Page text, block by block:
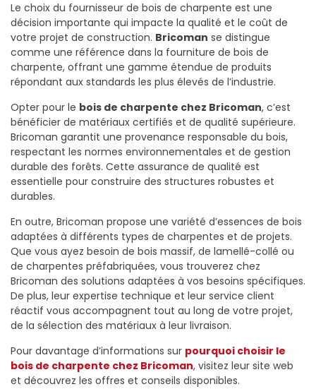
Le choix du fournisseur de bois de charpente est une
décision importante qui impacte la qualité et le coût de
votre projet de construction. Bricoman se distingue
comme une référence dans la fourniture de bois de
charpente, offrant une gamme étendue de produits
répondant aux standards les plus élevés de l’industrie.
Opter pour le bois de charpente chez Bricoman, c’est
bénéficier de matériaux certifiés et de qualité supérieure.
Bricoman garantit une provenance responsable du bois,
respectant les normes environnementales et de gestion
durable des forêts. Cette assurance de qualité est
essentielle pour construire des structures robustes et
durables.
En outre, Bricoman propose une variété d’essences de bois
adaptées à différents types de charpentes et de projets.
Que vous ayez besoin de bois massif, de lamellé-collé ou
de charpentes préfabriquées, vous trouverez chez
Bricoman des solutions adaptées à vos besoins spécifiques.
De plus, leur expertise technique et leur service client
réactif vous accompagnent tout au long de votre projet,
de la sélection des matériaux à leur livraison.
Pour davantage d’informations sur pourquoi choisir le
bois de charpente chez Bricoman, visitez leur site web
et découvrez les offres et conseils disponibles.